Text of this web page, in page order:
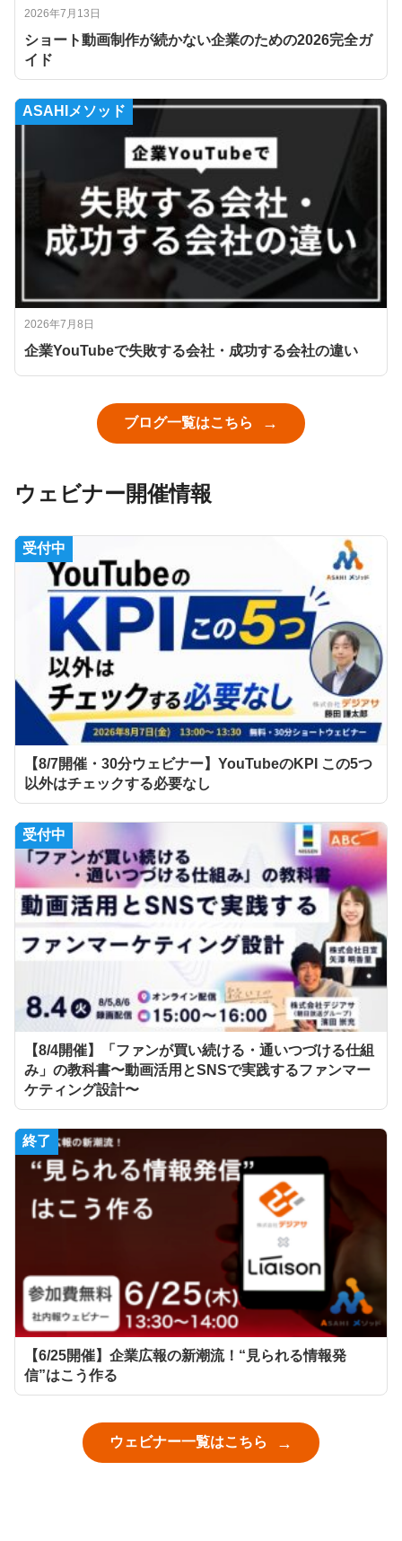
2026年7月13日
ショート動画制作が続かない企業のための2026完全ガ
イド
ASAHIメソッド
2026年7月8日
企業YouTubeで失敗する会社・成功する会社の違い
ブログ一覧はこちら
ウェビナー開催情報
受付中
【8/7開催・30分ウェビナー】YouTubeのKPI この5つ
以外はチェックする必要なし
受付中
【8/4開催】「ファンが買い続ける・通いつづける仕組
み」の教科書〜動画活用とSNSで実践するファンマー
ケティング設計〜
終了
【6/25開催】企業広報の新潮流！“見られる情報発
信”はこう作る
ウェビナー一覧はこちら